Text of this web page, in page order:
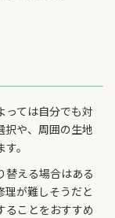
っては自分でも対
択や、周囲の生地
。
替える場合はある
理が難しそうだと
ることをおすすめ